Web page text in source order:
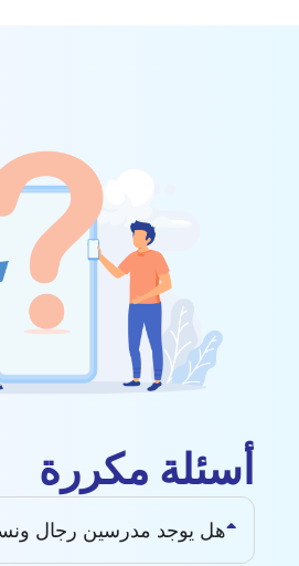
أسئلة مكررة
هل يوجد مدرسين رجال ونساء؟